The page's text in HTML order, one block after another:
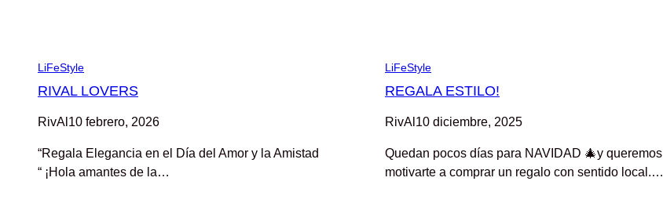
LiFeStyle
RIVAL LOVERS
RivAl 10 febrero, 2026
“Regala Elegancia en el Día del Amor y la Amistad
“ ¡Hola amantes de la…
LiFeStyle
REGALA ESTILO!
RivAl 10 diciembre, 2025
Quedan pocos días para NAVIDAD 🎄y queremos
motivarte a comprar un regalo con sentido local.…